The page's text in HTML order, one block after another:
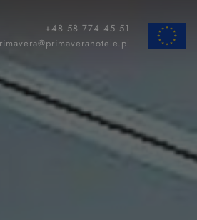
ZAMKNIJ
+48 58 774 45 51